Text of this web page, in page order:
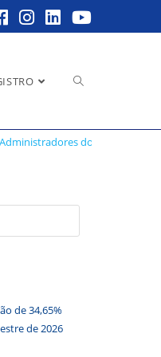
Alternar
do
do Maranhão
a
de 34,65%
de 2026